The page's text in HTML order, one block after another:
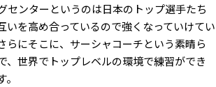
センターというのは日本のトップ選手たち
いを高め合っているので強くなっていけてい
らにそこに、サーシャコーチという素晴ら
、世界でトップレベルの環境で練習ができ